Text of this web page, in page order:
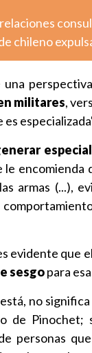
chileno
militares,
le
armas (...),
evidente que
sesgopara
no
de Pinochet;
personas